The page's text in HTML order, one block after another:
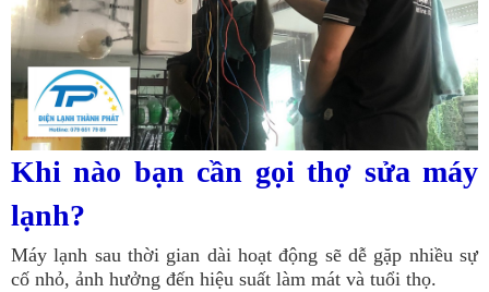
Khi nào bạn cần gọi thợ sửa máy
lạnh?
Máy lạnh sau thời gian dài hoạt động sẽ dễ gặp nhiều sự
cố nhỏ, ảnh hưởng đến hiệu suất làm mát và tuổi thọ.